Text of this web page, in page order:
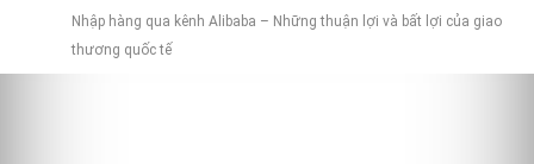
Nhập hàng qua kênh Alibaba – Những thuận lợi và bất lợi của giao
thương quốc tế